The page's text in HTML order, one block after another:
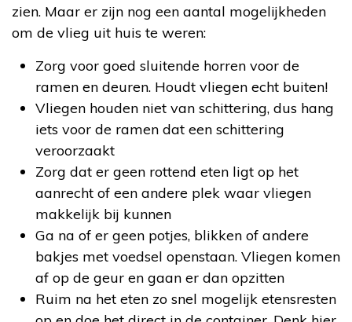
zien. Maar er zijn nog een aantal mogelijkheden
om de vlieg uit huis te weren:
Zorg voor goed sluitende horren voor de
ramen en deuren. Houdt vliegen echt buiten!
Vliegen houden niet van schittering, dus hang
iets voor de ramen dat een schittering
veroorzaakt
Zorg dat er geen rottend eten ligt op het
aanrecht of een andere plek waar vliegen
makkelijk bij kunnen
Ga na of er geen potjes, blikken of andere
bakjes met voedsel openstaan. Vliegen komen
af op de geur en gaan er dan opzitten
Ruim na het eten zo snel mogelijk etensresten